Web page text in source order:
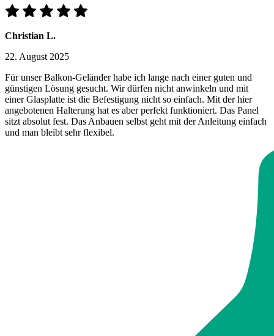
Christian L.
22. August 2025
Für unser Balkon-Geländer habe ich lange nach einer guten und
günstigen Lösung gesucht. Wir dürfen nicht anwinkeln und mit
einer Glasplatte ist die Befestigung nicht so einfach. Mit der hier
angebotenen Halterung hat es aber perfekt funktioniert. Das Panel
sitzt absolut fest. Das Anbauen selbst geht mit der Anleitung einfach
und man bleibt sehr flexibel.